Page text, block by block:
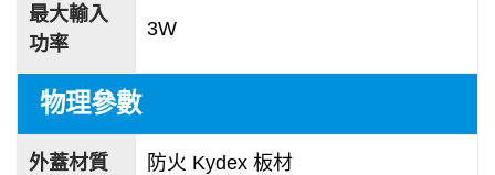
最大輸入
功率
3W
物理參數
外蓋材質 防火 Kydex 板材